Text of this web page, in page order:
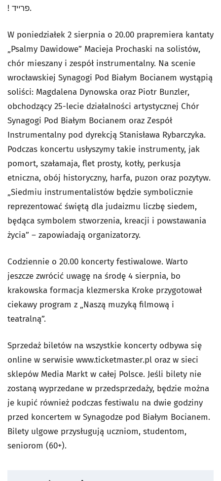
! פרייד.
W poniedziałek 2 sierpnia o 20.00 prapremiera kantaty
„Psalmy Dawidowe” Macieja Prochaski na solistów,
chór mieszany i zespół instrumentalny. Na scenie
wrocławskiej Synagogi Pod Białym Bocianem wystąpią
soliści: Magdalena Dynowska oraz Piotr Bunzler,
obchodzący 25-lecie działalności artystycznej Chór
Synagogi Pod Białym Bocianem oraz Zespół
Instrumentalny pod dyrekcją Stanisława Rybarczyka.
Podczas koncertu usłyszymy takie instrumenty, jak
pomort, szałamaja, flet prosty, kotły, perkusja
etniczna, obój historyczny, harfa, puzon oraz pozytyw.
„Siedmiu instrumentalistów będzie symbolicznie
reprezentować świętą dla judaizmu liczbę siedem,
będąca symbolem stworzenia, kreacji i powstawania
życia” – zapowiadają organizatorzy.
Codziennie o 20.00 koncerty festiwalowe. Warto
jeszcze zwrócić uwagę na środę 4 sierpnia, bo
krakowska formacja klezmerska Kroke przygotował
ciekawy program z „Naszą muzyką filmową i
teatralną”.
Sprzedaż biletów na wszystkie koncerty odbywa się
online w serwisie www.ticketmaster.pl oraz w sieci
sklepów Media Markt w całej Polsce. Jeśli bilety nie
zostaną wyprzedane w przedsprzedaży, będzie można
je kupić również podczas festiwalu na dwie godziny
przed koncertem w Synagodze pod Białym Bocianem.
Bilety ulgowe przysługują uczniom, studentom,
seniorom (60+).